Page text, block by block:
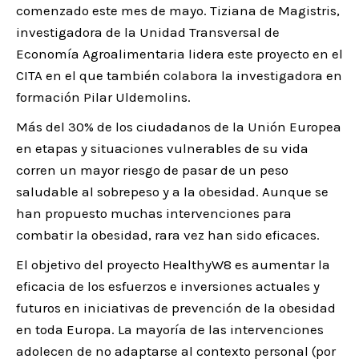
comenzado este mes de mayo. Tiziana de Magistris,
investigadora de la Unidad Transversal de
Economía Agroalimentaria lidera este proyecto en el
CITA en el que también colabora la investigadora en
formación Pilar Uldemolins.
Más del 30% de los ciudadanos de la Unión Europea
en etapas y situaciones vulnerables de su vida
corren un mayor riesgo de pasar de un peso
saludable al sobrepeso y a la obesidad. Aunque se
han propuesto muchas intervenciones para
combatir la obesidad, rara vez han sido eficaces.
El objetivo del proyecto HealthyW8 es aumentar la
eficacia de los esfuerzos e inversiones actuales y
futuros en iniciativas de prevención de la obesidad
en toda Europa. La mayoría de las intervenciones
adolecen de no adaptarse al contexto personal (por